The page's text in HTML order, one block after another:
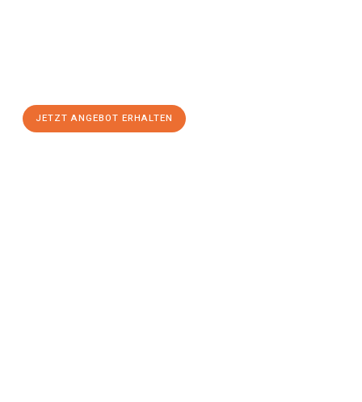
JETZT ANGEBOT ERHALTEN